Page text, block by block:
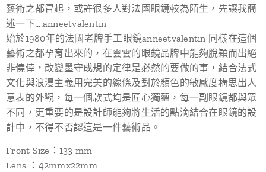
藝術之都冒起，或許很多人對法國眼鏡較為陌生，先讓我簡
述一下....anneetvalentin
始於1980年的法國老牌手工眼鏡anneetvalentin 同樣在這個
藝術之都孕育出來的，在雲雲的眼鏡品牌中能夠脫穎而出絕
非僥倖，改變墨守成規的定律是必然的要做的事，結合法式
文化與浪漫主義用完美的線條及對於顏色的敏感度構思出人
意表的外觀，每一個款式均是匠心獨蘊，每一副眼鏡都與眾
不同，更重要的是設計師能夠將生活的點滴結合在眼鏡的設
計中，不得不否認這是一件藝術品。
Front Size：133 mm
Lens ：42mmx22mm